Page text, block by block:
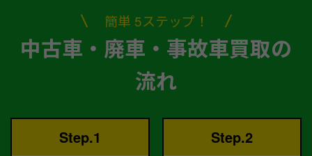
簡単 5ステップ！
中古車・廃車・事故車買取の
流れ
Step.1 Step.2